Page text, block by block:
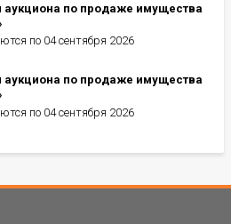
по продаже имущества
по 04 сентября 2026
по продаже имущества
по 04 сентября 2026